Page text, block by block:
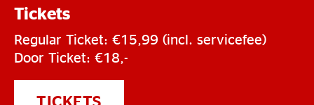
Tickets
Regular Ticket: €15,99 (incl. servicefee)
Door Ticket: €18,-
TICKETS